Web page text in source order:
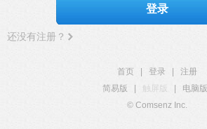
登录
还没有注册？
首页 登录
注册
简易版
触屏版 电脑版
© Comsenz Inc.